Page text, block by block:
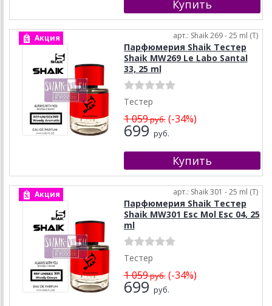
Акция арт.: Shaik 269 - 25 ml (T)
Парфюмерия Shaik Тестер
Shaik MW269 Le Labo Santal
33, 25 ml
Тестер
1 059руб.(-34%)
699 руб.
Акция арт.: Shaik 301 - 25 ml (T)
Парфюмерия Shaik Тестер
Shaik MW301 Esc Mol Esc 04, 25
ml
Тестер
1 059руб.(-34%)
699 руб.